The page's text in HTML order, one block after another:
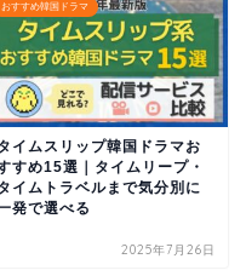
おすすめ韓国ドラマ
イムスリップ韓国ドラマお
すめ15選｜タイムリープ・
イムトラベルまで気分別に
発で選べる
2025年7月26日